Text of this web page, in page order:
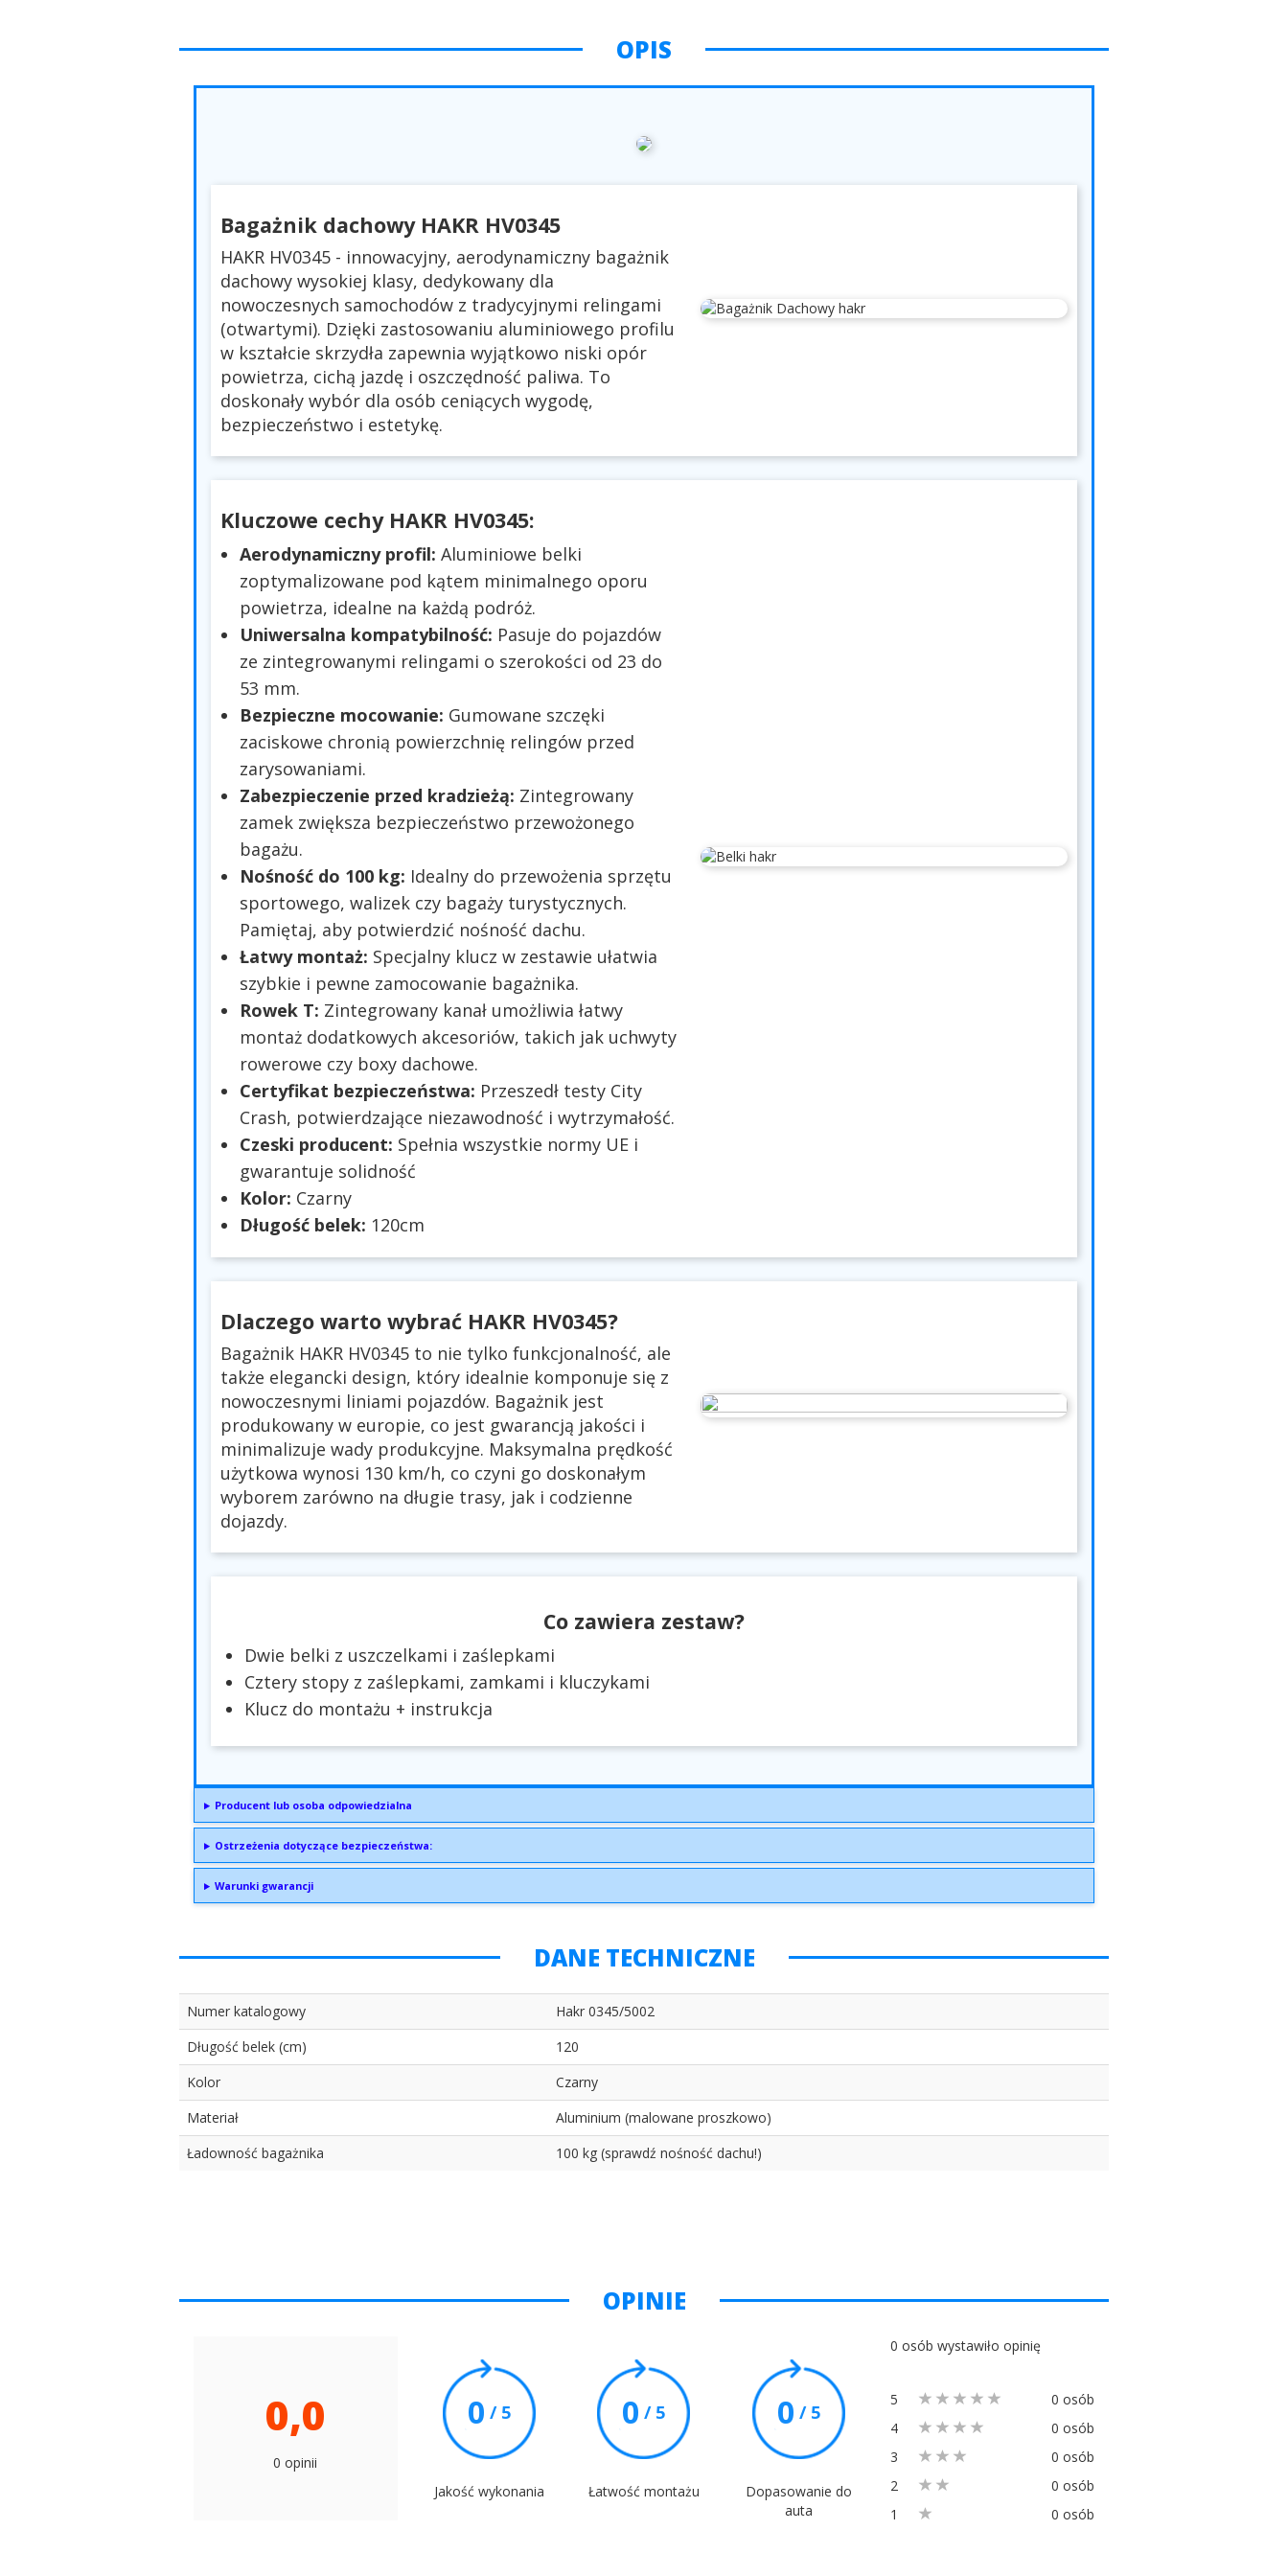
OPIS
Bagażnik dachowy HAKR HV0345
HAKR HV0345 - innowacyjny, aerodynamiczny bagażnik
dachowy wysokiej klasy, dedykowany dla
nowoczesnych samochodów z tradycyjnymi relingami
(otwartymi). Dzięki zastosowaniu aluminiowego profilu
w kształcie skrzydła zapewnia wyjątkowo niski opór
powietrza, cichą jazdę i oszczędność paliwa. To
doskonały wybór dla osób ceniących wygodę,
bezpieczeństwo i estetykę.
Kluczowe cechy HAKR HV0345:
Aerodynamiczny profil: Aluminiowe belki
zoptymalizowane pod kątem minimalnego oporu
powietrza, idealne na każdą podróż.
Uniwersalna kompatybilność: Pasuje do pojazdów
ze zintegrowanymi relingami o szerokości od 23 do
53 mm.
Bezpieczne mocowanie: Gumowane szczęki
zaciskowe chronią powierzchnię relingów przed
zarysowaniami.
Zabezpieczenie przed kradzieżą: Zintegrowany
zamek zwiększa bezpieczeństwo przewożonego
bagażu.
Nośność do 100 kg: Idealny do przewożenia sprzętu
sportowego, walizek czy bagaży turystycznych.
Pamiętaj, aby potwierdzić nośność dachu.
Łatwy montaż: Specjalny klucz w zestawie ułatwia
szybkie i pewne zamocowanie bagażnika.
Rowek T: Zintegrowany kanał umożliwia łatwy
montaż dodatkowych akcesoriów, takich jak uchwyty
rowerowe czy boxy dachowe.
Certyfikat bezpieczeństwa: Przeszedł testy City
Crash, potwierdzające niezawodność i wytrzymałość.
Czeski producent: Spełnia wszystkie normy UE i
gwarantuje solidność
Kolor: Czarny
Długość belek: 120cm
Dlaczego warto wybrać HAKR HV0345?
Bagażnik HAKR HV0345 to nie tylko funkcjonalność, ale
także elegancki design, który idealnie komponuje się z
nowoczesnymi liniami pojazdów. Bagażnik jest
produkowany w europie, co jest gwarancją jakości i
minimalizuje wady produkcyjne. Maksymalna prędkość
użytkowa wynosi 130 km/h, co czyni go doskonałym
wyborem zarówno na długie trasy, jak i codzienne
dojazdy.
Co zawiera zestaw?
Dwie belki z uszczelkami i zaślepkami
Cztery stopy z zaślepkami, zamkami i kluczykami
Klucz do montażu + instrukcja
Producent lub osoba odpowiedzialna
Ostrzeżenia dotyczące bezpieczeństwa:
Warunki gwarancji
DANE TECHNICZNE
Numer katalogowy
Hakr 0345/5002
Długość belek (cm)
120
Kolor
Czarny
Materiał
Aluminium (malowane proszkowo)
Ładowność bagażnika
100 kg (sprawdź nośność dachu!)
OPINIE
0,0
0 opinii
0 / 5
Jakość wykonania
0 / 5
Łatwość montażu
0 / 5
Dopasowanie do
auta
0 osób wystawiło opinię
5
0 osób
4
0 osób
3
0 osób
2
0 osób
1
0 osób